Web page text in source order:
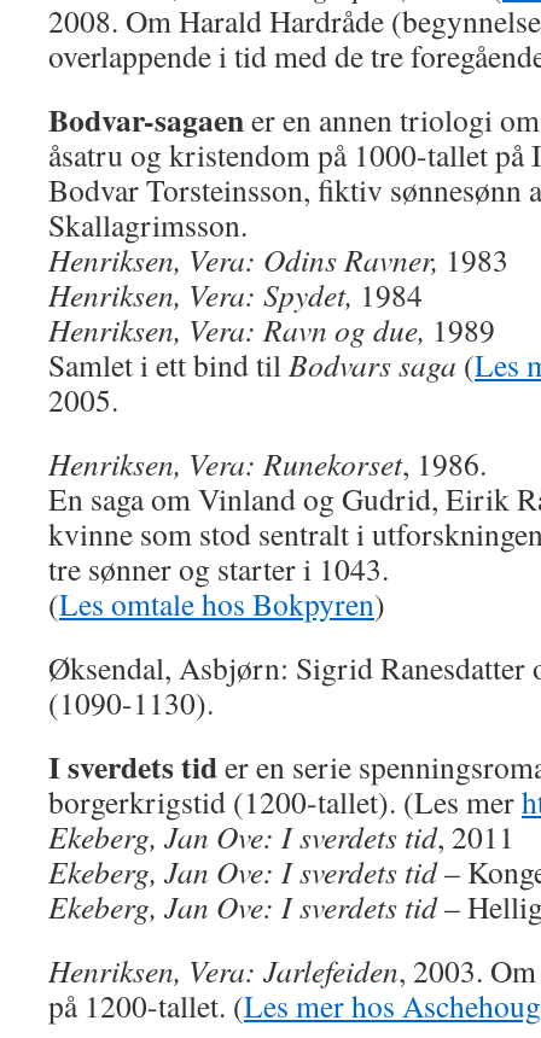
2008. Om Harald Hardråde
overlappende i tid med de tre
Bodvar-sagaener en annen triologi
åsatru og kristendom på 1000-tallet på
Bodvar Torsteinsson, fiktiv sønnesønn
Skallagrimsson.
Henriksen, Vera: Odins Ravner, 1983
Henriksen, Vera: Spydet, 1984
Henriksen, Vera: Ravn og due, 1989
Samlet i ett bind tilBodvars saga (Les
2005.
Henriksen, Vera: Runekorset, 1986.
En saga om Vinland og Gudrid, Eirik
kvinne som stod sentralt i
tre sønner og starter i 1043.
(Les omtale hos Bokpyren)
Øksendal, Asbjørn: Sigrid Ranesdatter
(1090-1130).
I sverdets tider en serie
borgerkrigstid (1200-tallet). (Les mer
Ekeberg, Jan Ove: I sverdets tid, 2011
Ekeberg, Jan Ove: I sverdets tid–
Ekeberg, Jan Ove: I sverdets tid–
Henriksen, Vera: Jarlefeiden, 2003.
på 1200-tallet. (Les mer hos Aschehoug